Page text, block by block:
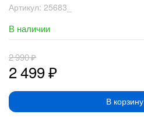
Артикул: 25683_
В наличии
2 499₽
2 990₽
В корзину